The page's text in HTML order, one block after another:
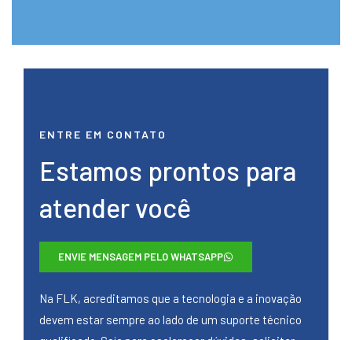
ENTRE EM CONTATO
Estamos prontos para
atender você
ENVIE MENSAGEM PELO WHATSAPP
Na FLK, acreditamos que a tecnologia e a inovação
devem estar sempre ao lado de um suporte técnico